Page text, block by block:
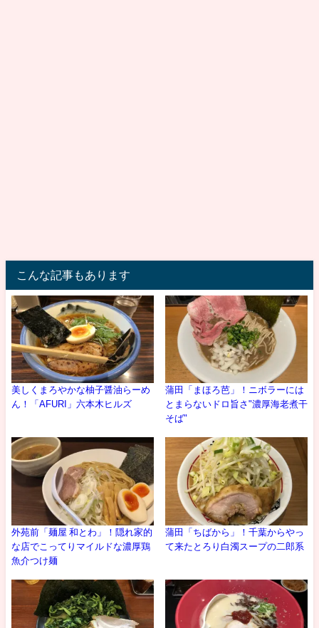
こんな記事もあります
美しくまろやかな柚子醤油らーめ
ん！「AFURI」六本木ヒルズ
蒲田「まほろ芭」！ニボラーには
とまらないドロ旨さ"濃厚海老煮干
そば"
外苑前「麺屋 和とわ」！隠れ家的
な店でこってりマイルドな濃厚鶏
魚介つけ麺
蒲田「ちばから」！千葉からやっ
て来たとろり白濁スープの二郎系